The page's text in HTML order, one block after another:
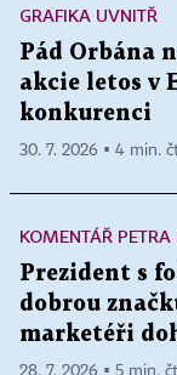
GRAFIKA UVNITŘ
Pád Orbána
akcie letos v
konkurenci
30. 7. 2026 ▪ 4 min.
KOMENTÁŘ PETRA
Prezident s
dobrou
marketéři
28. 7. 2026 ▪ 5 min.